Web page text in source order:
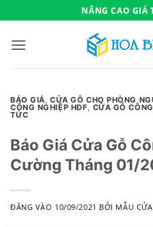
qua
nội
NÂNG CAO GIÁ
BÁO GIÁ,CỬA GỖ CHO PHÒNG
CÔNG NGHIỆP HDF, CỬA GỖ
TỨC
Báo Giá Cửa Gỗ
Cường Tháng 01/
ĐĂNG VÀO 10/09/2021 BỞI MẪU